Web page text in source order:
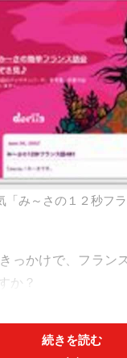
「み～さの１２秒フラ
っかけで、フラン
か？
続きを読む